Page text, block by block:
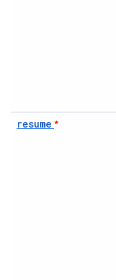
resume *